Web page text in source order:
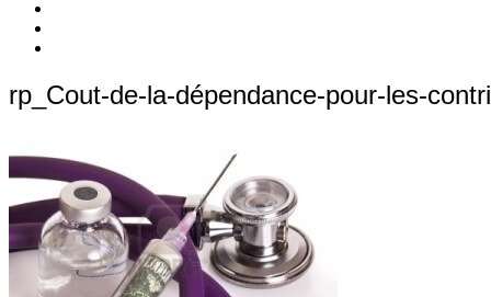
rp_Cout-de-la-dépendance-pour-les-